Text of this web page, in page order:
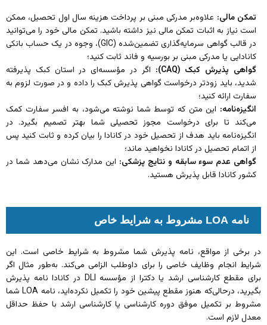
تمکن مالی: علاوه‌بر مدرکی مبنی‌ بر پرداخت هزینه سال اول تحصیل، ممکن
است نیاز به اثبات تمکن مالی نیز داشته باشید. تمکن مالی خود را می‌توانید
در قالب گواهی سرمایه‌گذاری تضمین‌شده (GIC)، وجوه در یک حساب بانکی
کانادایی یا مدرکی مبنی بر بورسیه و فاند ثابت کنید؛
گواهی پذیرش کبک (CAQ):
اگر در مؤسسه‌ای در استان کبک پذیرفته
شدید، باید زودتر درخواست گواهی پذیرش کبک را داده و در صورت لزوم به
سفارت ارائه کنید؛
انگیزه‌نامه: این متن که توسط شما نوشته می‌شود، به افسر سفارت کمک
می‌کند تا برای درخواست مجوز تحصیلی شما بهتر تصمیم بگیرد. در
انگیزه‌نامه باید هدف از تحصیل خود در کانادا را بیان کرده و ثابت کنید پس
از اتمام تحصیل در کانادا نخواهید ماند؛
گواهی عدم سوء سابقه و نتایج پزشکی: این مدارک نشان می‌دهد شما در
کشور کانادا قابل پذیرش هستید.
نامه LOA مشروط به شرایط خاص
در برخی از مواقع، نامه پذیرش شما مشروط به شرایط خاصی است. این
شرایط انجام وظایف خاصی را برای داوطلب الزامی می‌کند. به‌طور مثال اگر
برای مقطع کارشناسی ارشد یا دکترا از مؤسسه DLI در کانادا نامه پذیرش
بگیرید، درحالی‌که هنوز مقطع پیشین خود را تکمیل نکرده‌اید، نامه LOA شما
مشروط بر تکمیل موفق دوره کارشناسی یا کارشناسی ارشد با حفظ حداقل
معدل لازم است.